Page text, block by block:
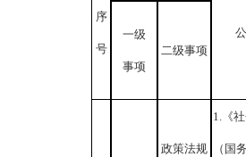
序
号
一级
事项
二级事项
政策法规
1.《
（国